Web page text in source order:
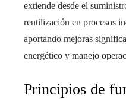
extiende desde el
reutilización en procesos
aportando mejoras
energético y manejo
Principios de